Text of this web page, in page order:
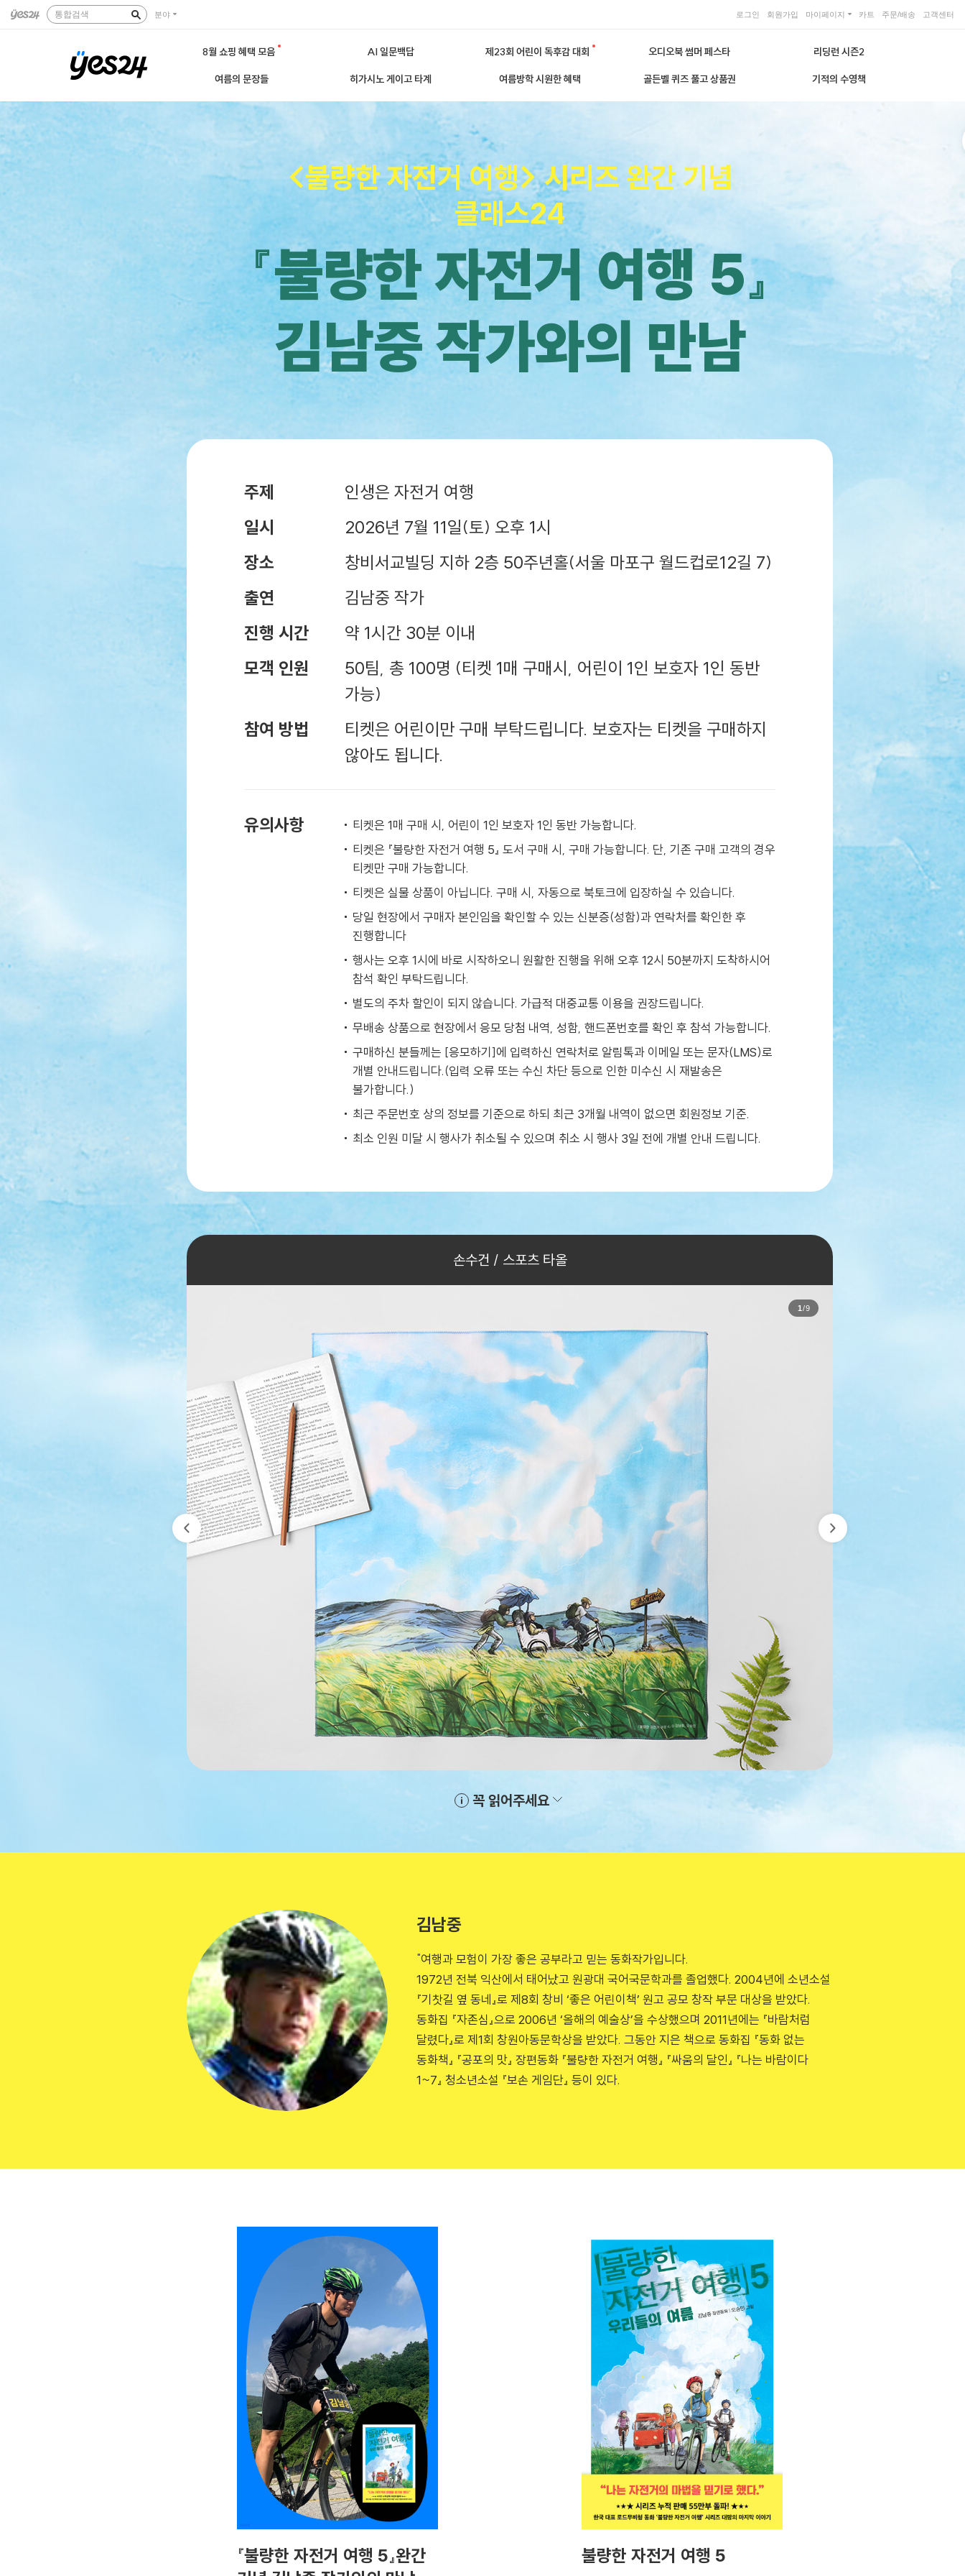
통합검색 분야 로그인 회원가입 마이페이지 카트 주문/배송 고객센터
8월 쇼핑 혜택 모음 AI 일문백답 제23회 어린이 독후감 대회 오디오북 썸머 페스타 리딩런 시즌2
여름의 문장들 히가시노 게이고 타계 여름방학 시원한 혜택 골든벨 퀴즈 풀고 상품권 기적의 수영책
<불량한 자전거 여행> 시리즈 완간 기념
클래스24
『불량한 자전거 여행 5』
김남중 작가와의 만남
주제
인생은 자전거 여행
일시
2026년 7월 11일(토) 오후 1시
장소
창비서교빌딩 지하 2층 50주년홀(서울 마포구 월드컵로12길 7)
출연
김남중 작가
진행 시간
약 1시간 30분 이내
모객 인원
50팀, 총 100명 (티켓 1매 구매시, 어린이 1인 보호자 1인 동반
가능)
참여 방법
티켓은 어린이만 구매 부탁드립니다. 보호자는 티켓을 구매하지
않아도 됩니다.
유의사항
티켓은 1매 구매 시, 어린이 1인 보호자 1인 동반 가능합니다.
티켓은 『불량한 자전거 여행 5』 도서 구매 시, 구매 가능합니다. 단, 기존 구매 고객의 경우
티켓만 구매 가능합니다.
티켓은 실물 상품이 아닙니다. 구매 시, 자동으로 북토크에 입장하실 수 있습니다.
당일 현장에서 구매자 본인임을 확인할 수 있는 신분증(성함)과 연락처를 확인한 후
진행합니다
행사는 오후 1시에 바로 시작하오니 원활한 진행을 위해 오후 12시 50분까지 도착하시어
참석 확인 부탁드립니다.
별도의 주차 할인이 되지 않습니다. 가급적 대중교통 이용을 권장드립니다.
무배송 상품으로 현장에서 응모 당첨 내역, 성함, 핸드폰번호를 확인 후 참석 가능합니다.
구매하신 분들께는 [응모하기]에 입력하신 연락처로 알림톡과 이메일 또는 문자(LMS)로
개별 안내드립니다.(입력 오류 또는 수신 차단 등으로 인한 미수신 시 재발송은
불가합니다.)
최근 주문번호 상의 정보를 기준으로 하되 최근 3개월 내역이 없으면 회원정보 기준.
최소 인원 미달 시 행사가 취소될 수 있으며 취소 시 행사 3일 전에 개별 안내 드립니다.
손수건 / 스포츠 타올
1/9
꼭 읽어주세요
김남중
"여행과 모험이 가장 좋은 공부라고 믿는 동화작가입니다.
1972년 전북 익산에서 태어났고 원광대 국어국문학과를 졸업했다. 2004년에 소년소설
『기찻길 옆 동네』로 제8회 창비 ‘좋은 어린이책’ 원고 공모 창작 부문 대상을 받았다.
동화집 『자존심』으로 2006년 ‘올해의 예술상’을 수상했으며 2011년에는 『바람처럼
달렸다』로 제1회 창원아동문학상을 받았다. 그동안 지은 책으로 동화집 『동화 없는
동화책』 『공포의 맛』 장편동화 『불량한 자전거 여행』 『싸움의 달인』 『나는 바람이다
1~7』 청소년소설 『보손 게임단』 등이 있다.
『불량한 자전거 여행 5』완간
불량한 자전거 여행 5